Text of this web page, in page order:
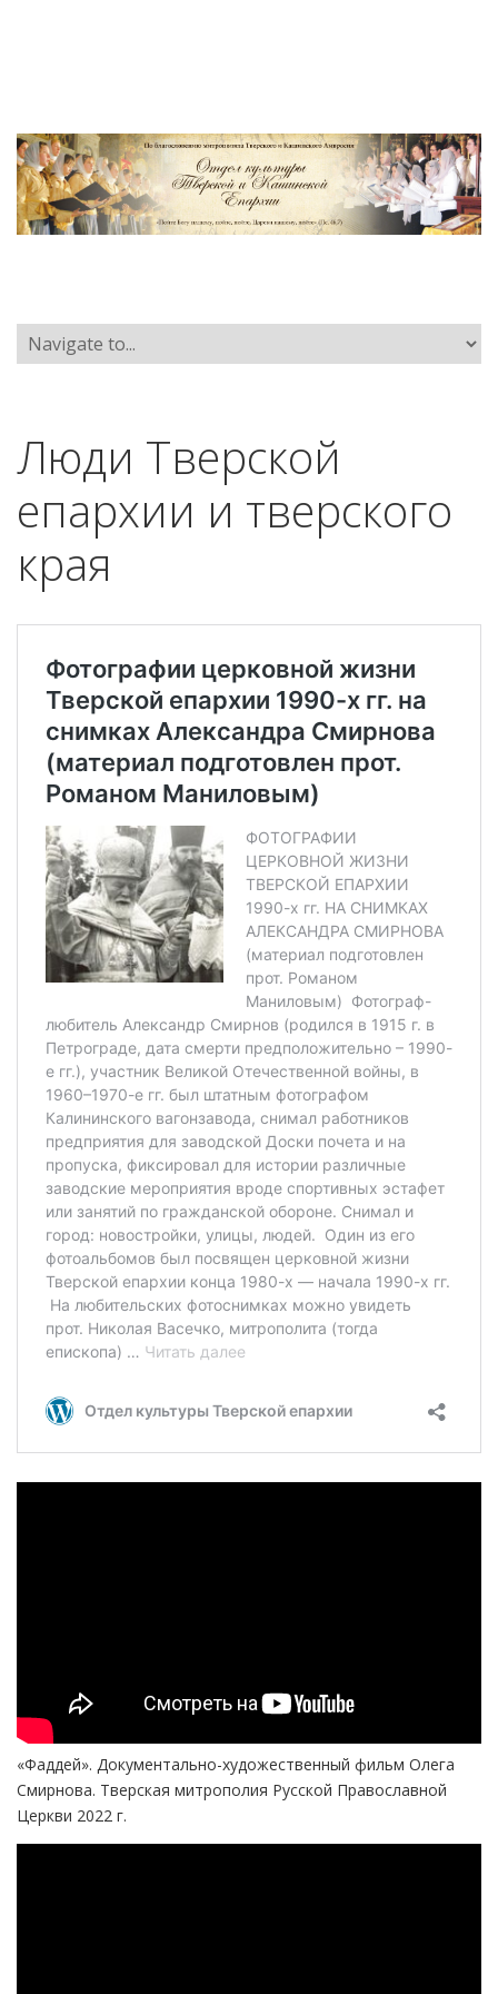
Люди Тверской
епархии и тверского
края
«Фаддей». Документально-художественный фильм Олега
Смирнова. Тверская митрополия Русской Православной
Церкви 2022 г.